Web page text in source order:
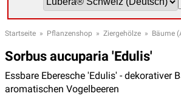
Startseite » Pflanzenshop » Ziergehölze » Bäume
Sorbus aucuparia 'Edulis'
Essbare Eberesche 'Edulis' - dekorativer
aromatischen Vogelbeeren